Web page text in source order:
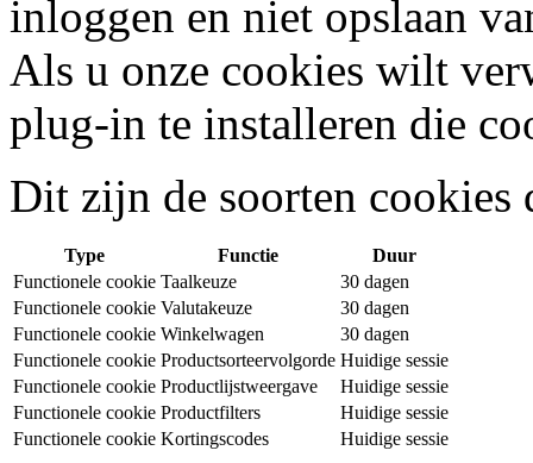
inloggen en niet opslaan
Als u onze cookies wilt
plug-in te installeren die
Dit zijn de soorten cookies
Type Functie
Duur
Functionele cookie Taalkeuze
30 dagen
Functionele cookie Valutakeuze
30 dagen
Functionele cookie Winkelwagen
30 dagen
Functionele cookie Productsorteervolgorde Huidige sessie
Functionele cookie Productlijstweergave
Huidige sessie
Functionele cookie Productfilters
Huidige sessie
Functionele cookie Kortingscodes Huidige sessie